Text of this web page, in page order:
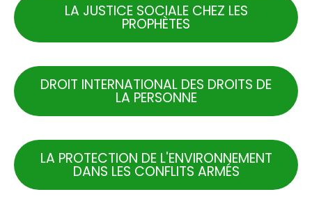
LA JUSTICE SOCIALE CHEZ LES
PROPHÈTES
DROIT INTERNATIONAL DES DROITS DE
LA PERSONNE
LA PROTECTION DE L'ENVIRONNEMENT
DANS LES CONFLITS ARMÉS